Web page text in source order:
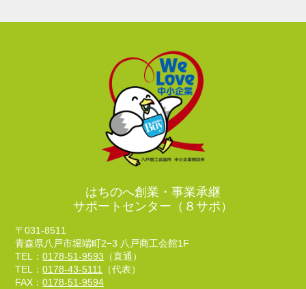
はちのへ創業・事業承継
サポートセンター（８サポ）
〒031-8511
青森県八戸市堀端町2−3 八戸商工会館1F
TEL：0178-51-9593 （直通）
TEL：0178-43-5111
（代表）
FAX：0178-51-9594